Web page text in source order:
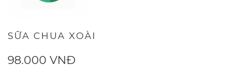
SỮA CHUA XOÀI
98.000 VNĐ